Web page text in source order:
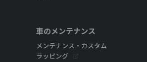
車のメンテナンス
メンテナンス・カスタム
ラッピング